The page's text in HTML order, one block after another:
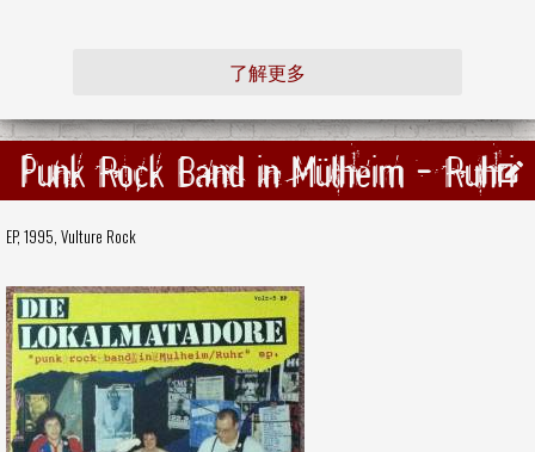
了解更多
Punk Rock Band in Mülheim - Ruhri
EP, 1995, Vulture Rock